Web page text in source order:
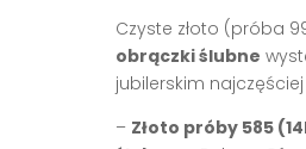
Czyste złoto (próba
obrączki ślubne
jubilerskim
– Złoto próby 585